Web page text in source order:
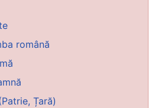
română
Țară)